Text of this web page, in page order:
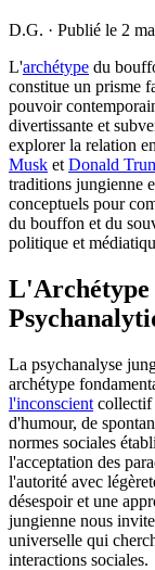
D.G. · Publié le 2
L'archétype du
constitue un prisme
pouvoir
divertissante et
explorer la relation
Musk et Donald
traditions jungienne
conceptuels pour
du bouffon et du
politique et
L'Archétype
La psychanalyse
archétype
l'inconscient collectif
d'humour, de
normes sociales
l'acceptation des
l'autorité avec
désespoir et une
jungienne nous
universelle qui
interactions sociales.